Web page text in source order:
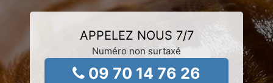
APPELEZ NOUS 7/7
Numéro non surtaxé
09 70 14 76 26